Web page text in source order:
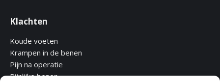
Klachten
Koude voeten
Krampen in de benen
Pijn na operatie
Pijnlijke benen